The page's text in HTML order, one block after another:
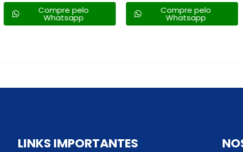
pelo Compre pelo
Whatsapp
LINKS IMPORTANTES